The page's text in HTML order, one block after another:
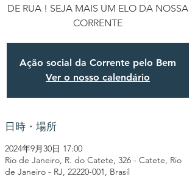
DE RUA ! SEJA MAIS UM ELO DA NOSSA
CORRENTE
Ação social da Corrente pelo Bem
Ver o nosso calendário
日時・場所
2024年9月30日 17:00
Rio de Janeiro, R. do Catete, 326 - Catete, Rio
de Janeiro - RJ, 22220-001, Brasil